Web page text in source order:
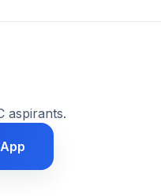
aspirants.